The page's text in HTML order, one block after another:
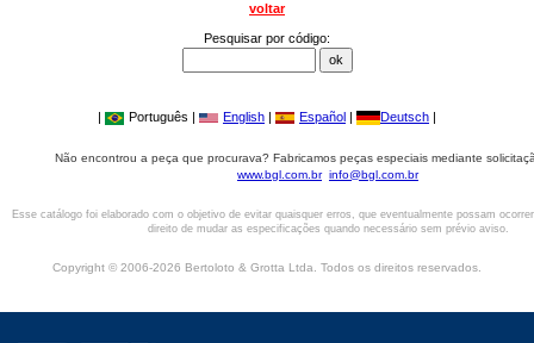
voltar
Pesquisar por código:
| Português | English | Español | Deutsch |
Não encontrou a peça que procurava? Fabricamos peças especiais mediante
www.bgl.com.br info@bgl.com.br
Esse catálogo foi elaborado com o objetivo de evitar quaisquer erros, que eventualmente possam
direito de mudar as especificações quando necessário sem prévio aviso.
Copyright © 2006-2026 Bertoloto & Grotta Ltda. Todos os direitos reservados.